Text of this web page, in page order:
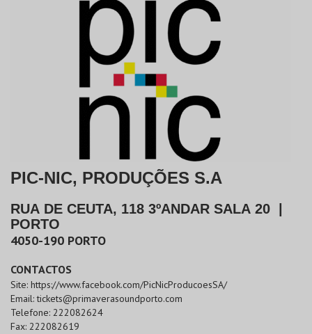
PIC-NIC, PRODUÇÕES S.A
RUA DE CEUTA, 118 3ºANDAR SALA 20
PORTO
4050-190 PORTO
CONTACTOS
Site: https://www.facebook.com/PicNicProducoesSA/
Email:tickets@primaverasoundporto.com
Telefone: 222082624
Fax: 222082619